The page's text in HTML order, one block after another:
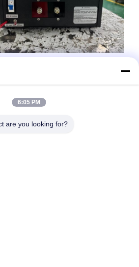
Die Galvanisierung
6:05 PM
are you looking for?